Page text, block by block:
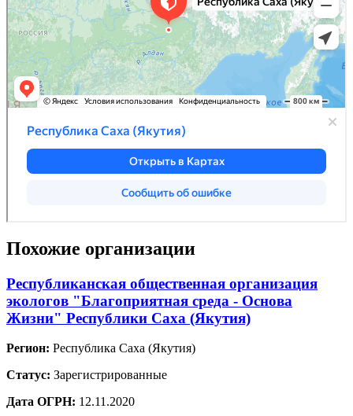
Похожие организации
Республиканская общественная организация
экологов "Благоприятная среда - Основа
Жизни" Республики Саха (Якутия)
Регион: Республика Саха (Якутия)
Статус: Зарегистрированные
Дата ОГРН: 12.11.2020